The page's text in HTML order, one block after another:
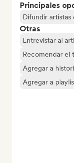
Principales
Difundir artistas
Otras
Entrevistar al
Recomendar el
Agregar a
Agregar a